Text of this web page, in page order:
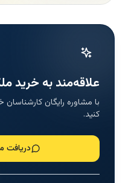
علاقه‌مند به خرید
با مشاوره رایگان کارشناسان
کنید.
دریافت